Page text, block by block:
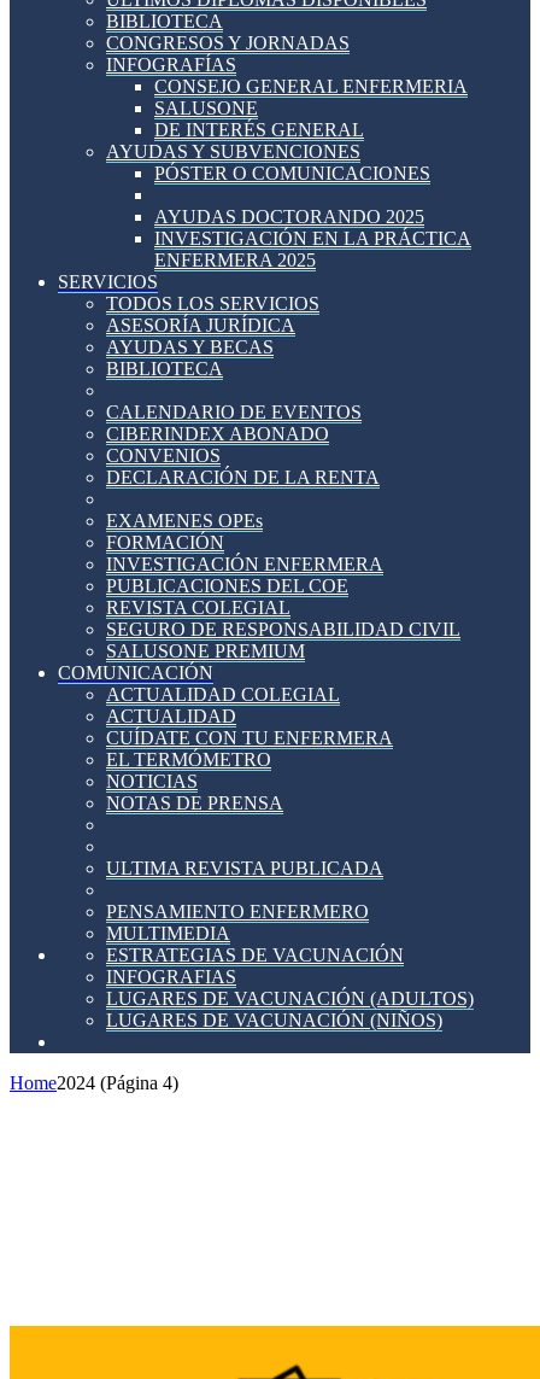
BIBLIOTECA
CONGRESOS Y JORNADAS
INFOGRAFÍAS
CONSEJO GENERAL ENFERMERIA
SALUSONE
DE INTERÉS GENERAL
AYUDAS Y SUBVENCIONES
PÓSTER O COMUNICACIONES
AYUDAS DOCTORANDO 2025
INVESTIGACIÓN EN LA PRÁCTICA
ENFERMERA 2025
SERVICIOS
TODOS LOS SERVICIOS
ASESORÍA JURÍDICA
AYUDAS Y BECAS
BIBLIOTECA
CALENDARIO DE EVENTOS
CIBERINDEX ABONADO
CONVENIOS
DECLARACIÓN DE LA RENTA
EXAMENES OPEs
FORMACIÓN
INVESTIGACIÓN ENFERMERA
PUBLICACIONES DEL COE
REVISTA COLEGIAL
SEGURO DE RESPONSABILIDAD CIVIL
SALUSONE PREMIUM
COMUNICACIÓN
ACTUALIDAD COLEGIAL
ACTUALIDAD
CUÍDATE CON TU ENFERMERA
EL TERMÓMETRO
NOTICIAS
NOTAS DE PRENSA
ULTIMA REVISTA PUBLICADA
PENSAMIENTO ENFERMERO
MULTIMEDIA
ESTRATEGIAS DE VACUNACIÓN
INFOGRAFIAS
LUGARES DE VACUNACIÓN (ADULTOS)
LUGARES DE VACUNACIÓN (NIÑOS)
Home2024 (Página 4)